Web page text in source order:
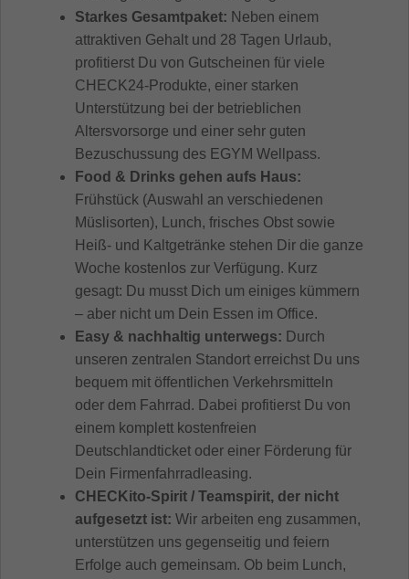
Starkes Gesamtpaket: Neben einem
attraktiven Gehalt und 28 Tagen Urlaub,
profitierst Du von Gutscheinen für viele
CHECK24-Produkte, einer starken
Unterstützung bei der betrieblichen
Altersvorsorge und einer sehr guten
Bezuschussung des EGYM Wellpass.
Food & Drinks gehen aufs Haus:
Frühstück (Auswahl an verschiedenen
Müslisorten), Lunch, frisches Obst sowie
Heiß- und Kaltgetränke stehen Dir die ganze
Woche kostenlos zur Verfügung. Kurz
gesagt: Du musst Dich um einiges kümmern
– aber nicht um Dein Essen im Office.
Easy & nachhaltig unterwegs: Durch
unseren zentralen Standort erreichst Du uns
bequem mit öffentlichen Verkehrsmitteln
oder dem Fahrrad. Dabei profitierst Du von
einem komplett kostenfreien
Deutschlandticket oder einer Förderung für
Dein Firmenfahrradleasing.
CHECKito-Spirit / Teamspirit, der nicht
aufgesetzt ist: Wir arbeiten eng zusammen,
unterstützen uns gegenseitig und feiern
Erfolge auch gemeinsam. Ob beim Lunch,